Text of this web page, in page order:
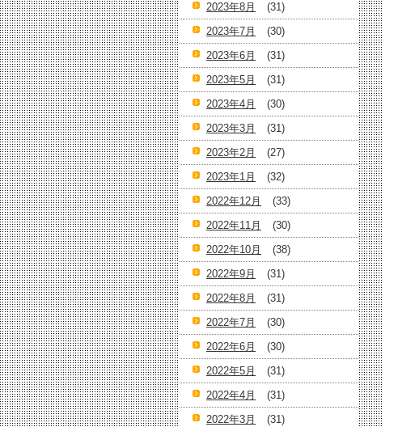
2023年8月
(31)
2023年7月
(30)
2023年6月
(31)
2023年5月
(31)
2023年4月
(30)
2023年3月
(31)
2023年2月
(27)
2023年1月
(32)
2022年12月
(33)
2022年11月
(30)
2022年10月
(38)
2022年9月
(31)
2022年8月
(31)
2022年7月
(30)
2022年6月
(30)
2022年5月
(31)
2022年4月
(31)
2022年3月
(31)